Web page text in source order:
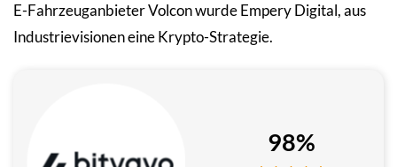
E-Fahrzeuganbieter Volcon wurde Empery Digital, aus
Industrievisionen eine Krypto-Strategie.
98%